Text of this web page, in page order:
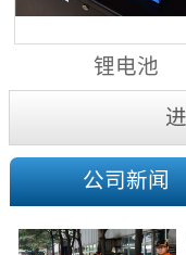
锂电池
公司新闻